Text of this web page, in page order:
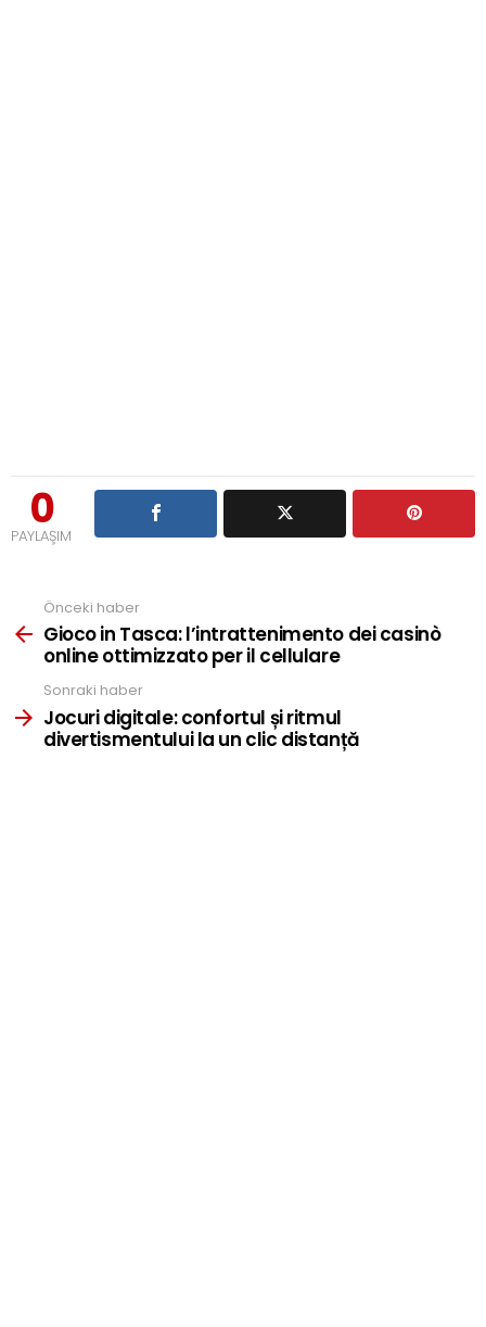
0
PAYLAŞIM
more
Önceki haber
Gioco in Tasca: l’intrattenimento dei casinò
online ottimizzato per il cellulare
Sonraki haber
Jocuri digitale: confortul și ritmul
divertismentului la un clic distanță